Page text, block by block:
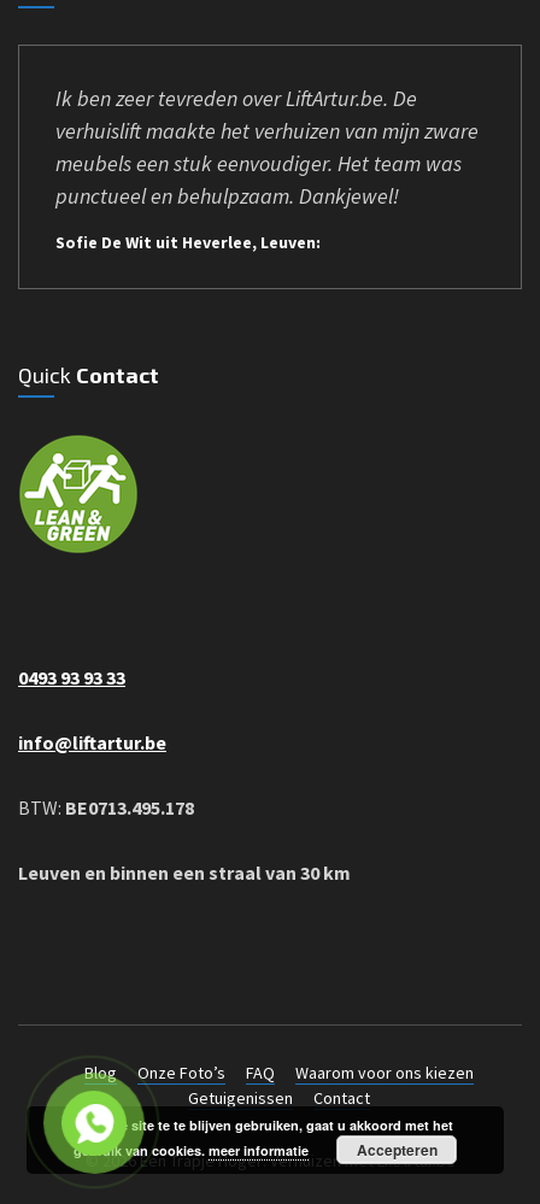
Ik ben zeer tevreden over LiftArtur.be. De
verhuislift maakte het verhuizen van mijn zware
meubels een stuk eenvoudiger. Het team was
punctueel en behulpzaam. Dankjewel!
Sofie De Wit uit Heverlee, Leuven:
Quick Contact
0493 93 93 33
info@liftartur.be
BTW: BE0713.495.178
Leuven en binnen een straal van 30 km
Blog Onze Foto’s FAQ
Waarom voor ons kiezen
Getuigenissen
Contact
© 2026 Een Trapje Hoger: Verhuizen met LiftArtur.be
Door de site te te blijven gebruiken, gaat u akkoord met het
gebruik van cookies.meer informatie Accepteren